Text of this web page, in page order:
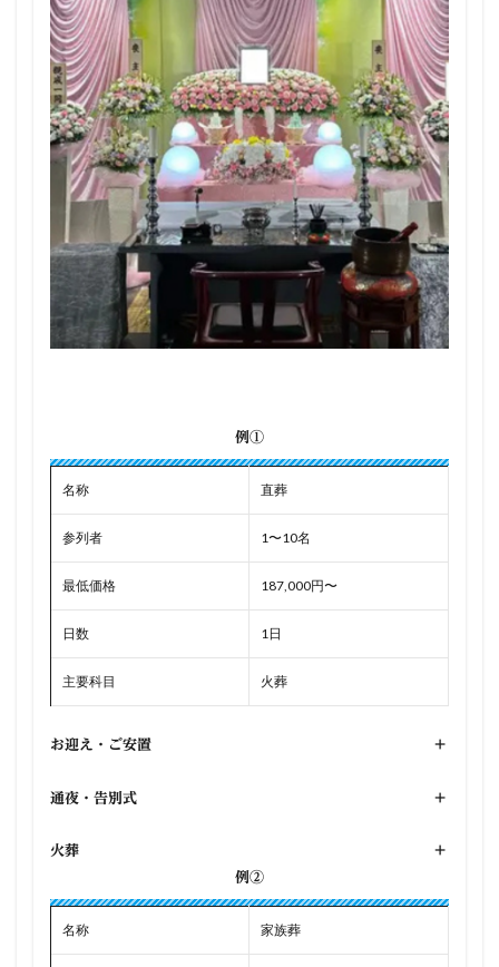
例①
名称 直葬
参列者 1〜10名
最低価格 187,000円〜
日数 1日
主要科目 火葬
お迎え・ご安置 +
通夜・告別式 +
火葬
+
例②
名称 家族葬